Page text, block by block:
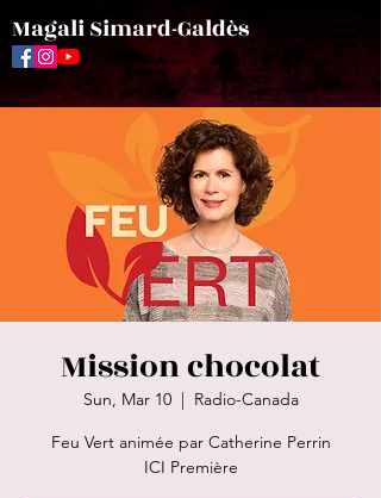
Magali Simard-Galdès
Mission chocolat
Sun, Mar 10
  |
Radio-Canada
Feu Vert animée par Catherine Perrin
ICI Première